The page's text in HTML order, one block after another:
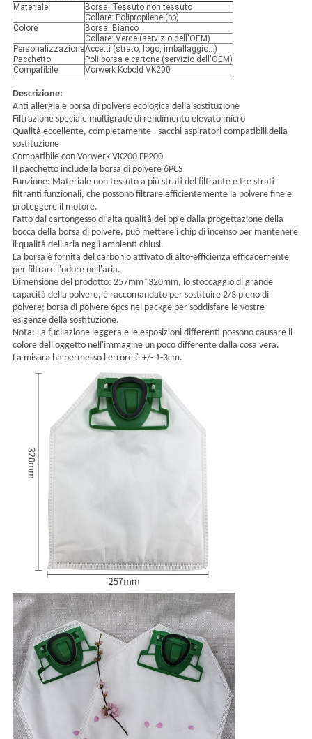
Materiale
Borsa: Tessuto non tessuto
Collare: Polipropilene (pp)
Colore
Borsa: Bianco
Collare: Verde (servizio dell'OEM)
PersonalizzazioneAccetti (strato, logo, imballaggio…)
Pacchetto
Poli borsa e cartone (servizio dell'OEM)
Compatibile
Vorwerk Kobold VK200
Descrizione:
Anti allergia e borsa di polvere ecologica della sostituzione
Filtrazione speciale multigrade di rendimento elevato micro
Qualità eccellente, completamente - sacchi aspiratori compatibili della
sostituzione
Compatibile con Vorwerk VK200 FP200
Il pacchetto include la borsa di polvere 6PCS
Funzione: Materiale non tessuto a più strati del filtrante e tre strati
filtranti funzionali, che possono filtrare efficientemente la polvere fine e
proteggere il motore.
Fatto dal cartongesso di alta qualità dei pp e dalla progettazione della
bocca della borsa di polvere, può mettere i chip di incenso per mantenere
il qualità dell'aria negli ambienti chiusi.
La borsa è fornita del carbonio attivato di alto-efficienza efficacemente
per filtrare l'odore nell'aria.
Dimensione del prodotto: 257mm*320mm, lo stoccaggio di grande
capacità della polvere, è raccomandato per sostituire 2/3 pieno di
polvere; borsa di polvere 6pcs nel packge per soddisfare le vostre
esigenze della sostituzione.
Nota: La fucilazione leggera e le esposizioni differenti possono causare il
colore dell'oggetto nell'immagine un poco differente dalla cosa vera.
La misura ha permesso l'errore è +/- 1-3cm.